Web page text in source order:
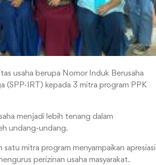
usaha berupa Nomor Induk Berusaha
(SPP-IRT) kepada 3 mitra program PPK
menjadi lebih tenang dalam
undang-undang.
mitra program menyampaikan apresiasi
perizinan usaha masyarakat.